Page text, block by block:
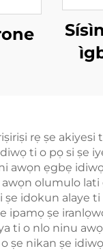
rẹ ṣe akiyesi
ti o pọ si ṣe
awọn ẹgbẹ
olumulo
idokun alaye
ipamọ ṣe
ti o nlo ninu
nikan ṣe